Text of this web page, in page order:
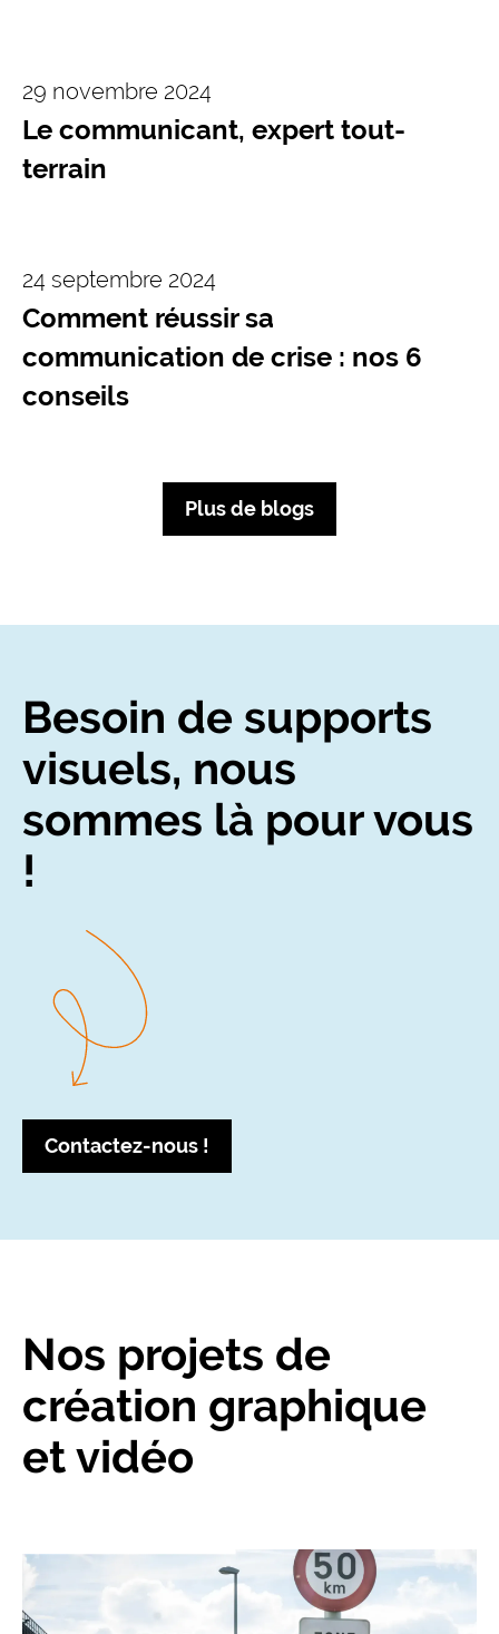
29 novembre 2024
Le communicant, expert tout-
terrain
24 septembre 2024
Comment réussir sa
communication de crise : nos 6
conseils
Plus de blogs
Besoin de supports
visuels, nous
sommes là pour vous
!
Contactez-nous !
Nos projets de
création graphique
et vidéo